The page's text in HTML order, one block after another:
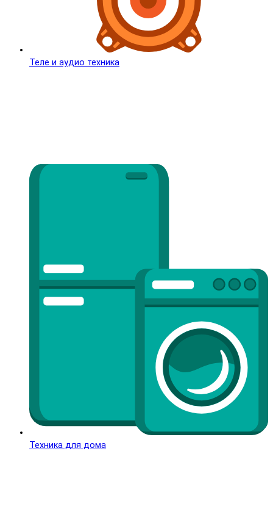
Теле и аудио техника
Техника для дома